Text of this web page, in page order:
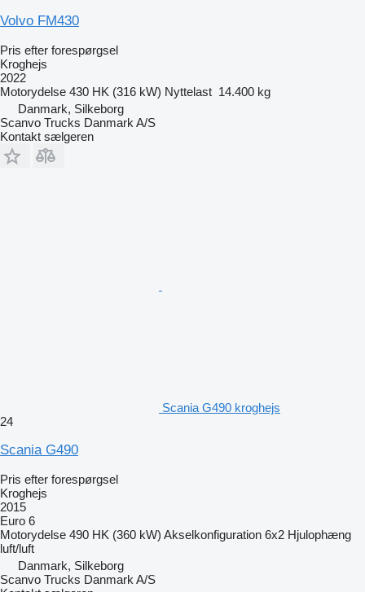
Volvo FM430
Pris efter forespørgsel
Kroghejs
2022
Motorydelse 430 HK (316 kW) Nyttelast 14.400 kg
Danmark, Silkeborg
Scanvo Trucks Danmark A/S
Kontakt sælgeren
Scania G490 kroghejs
24
Scania G490
Pris efter forespørgsel
Kroghejs
2015
Euro 6
Motorydelse 490 HK (360 kW) Akselkonfiguration 6x2 Hjulophæng
luft/luft
Danmark, Silkeborg
Scanvo Trucks Danmark A/S